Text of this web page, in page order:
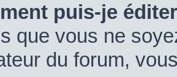
puis-je
que vous ne
du forum,